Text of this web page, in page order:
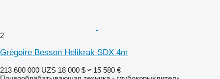
2
Grégoire Besson Helikrak SDX 4m
213 600 000 UZS 18 000 $ ≈ 15 580 €